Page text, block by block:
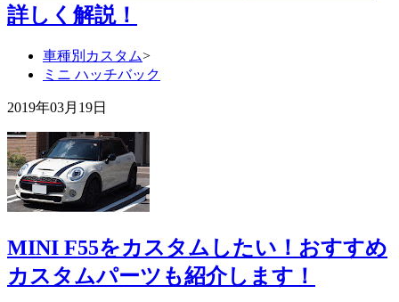
詳しく解説！
車種別カスタム>
ミニ ハッチバック
2019年03月19日
MINI F55をカスタムしたい！おすすめ
カスタムパーツも紹介します！